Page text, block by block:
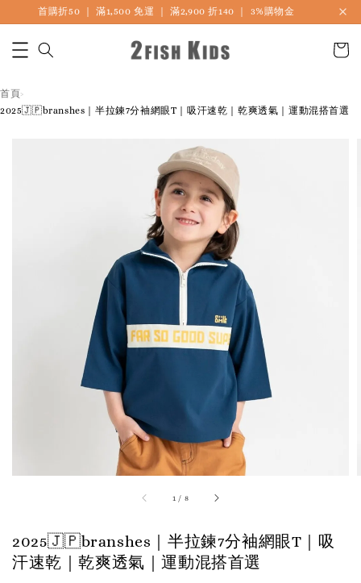
首購折50 ｜ 滿1,500 免運 ｜ 滿2,900 折140 ｜ 3%購物金
首頁›
2025🇯🇵branshes｜半拉鍊7分袖網眼T｜吸汗速乾｜乾爽透氣｜運動混搭首選
1 / 8
2025🇯🇵branshes｜半拉鍊7分袖網眼T｜吸
汗速乾｜乾爽透氣｜運動混搭首選